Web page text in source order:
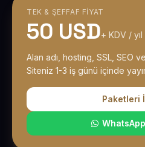
TEK & ŞEFFAF FIYAT
50 USD+ KDV / yıl
Alan adı, hosting, SSL, SEO
Siteniz 1-3 iş günü içinde
Paketleri